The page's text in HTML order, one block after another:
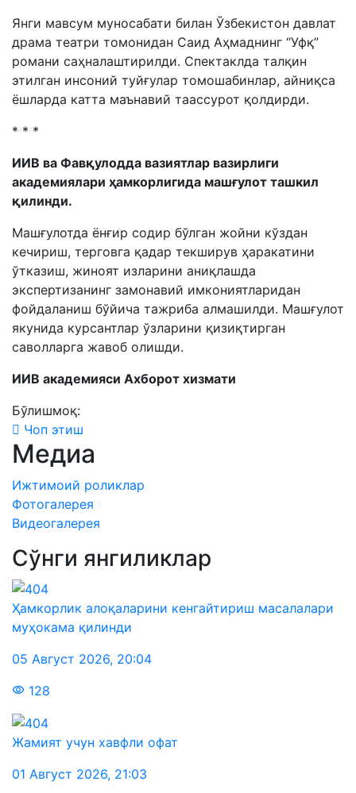
Янги мавсум муносабати билан Ўзбекистон давлат
драма театри томонидан Саид Аҳмаднинг “Уфқ”
романи саҳналаштирилди. Спектаклда талқин
этилган инсоний туйғулар томошабинлар, айниқса
ёшларда катта маънавий таассурот қолдирди.
* * *
ИИВ ва Фавқулодда вазиятлар вазирлиги
академиялари ҳамкорлигида машғулот ташкил
қилинди.
Машғулотда ёнғир содир бўлган жойни кўздан
кечириш, терговга қадар текширув ҳаракатини
ўтказиш, жиноят изларини аниқлашда
экспертизанинг замонавий имкониятларидан
фойдаланиш бўйича тажриба алмашилди. Машғулот
якунида курсантлар ўзларини қизиқтирган
саволларга жавоб олишди.
ИИВ академияси Ахборот хизмати
Бўлишмоқ:
Чоп этиш
Медиа
Ижтимоий роликлар
Фотогалерея
Видеогалерея
Сўнги янгиликлар
Ҳамкорлик алоқаларини кенгайтириш масалалари
муҳокама қилинди
05 Август 2026, 20:04
128
Жамият учун хавфли офат
01 Август 2026, 21:03